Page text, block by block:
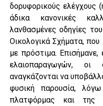
δορυφορικούς ελέγχους
άδικα κανονικές
λανθασμένες οδηγίες
Οικολογικά Σχήματα,
με πρόστιμα.
ελαιοπαραγωγών,
αναγκάζονται να
φυσική παρουσία,
πλατφόρμας και της